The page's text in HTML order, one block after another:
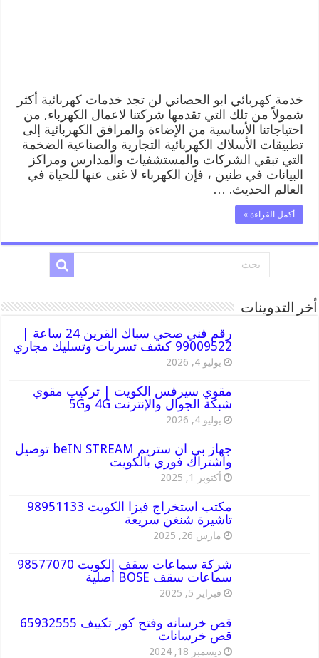
خدمة كهربائي ابو الحصاني لن تجد خدمات كهربائية أكثر
شمولاً من تلك التي تقدمها شركتنا لاعمال الكهرباء, من
احتياجاتنا الأساسية من الإضاءة والمرافق الكهربائية إلى
تطبيقات الأسلاك الكهربائية التجارية والصناعية الضخمة
التي تبقي الشركات والمستشفيات والمدارس ومراكز
البيانات في طنين ، فإن الكهرباء لا غنى عنها للحياة في
العالم الحديث. …
أكمل القراءة »
أخر التدوينات
رقم فني صحي سباك القرين 24 ساعة |
99009522 كشف تسربات وتسليك مجاري
يوليو 4, 2026
مقوي سيرفس الكويت | تركيب مقوي
شبكة الجوال والإنترنت 4G و5G
يوليو 4, 2026
جهاز بي ان ستريم beIN STREAM توصيل
واشتراك فوري بالكويت
أكتوبر 1, 2025
مكتب استخراج فيزا الكويت 98951133
تاشيرة شنغن سريعة
مارس 26, 2025
شركة سماعات سقف الكويت 98577070
سماعات سقف BOSE أصلية
فبراير 5, 2025
قص خرسانه وفتح كور تكييف 65932555
قص خرسانات
ديسمبر 18, 2024